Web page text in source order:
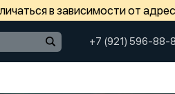
в зависимости от
+7 (921) 596-88-